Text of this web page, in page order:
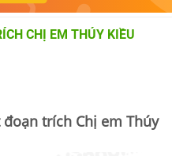
CHỊ EM THÚY KIỀU
trích Chị em Thúy